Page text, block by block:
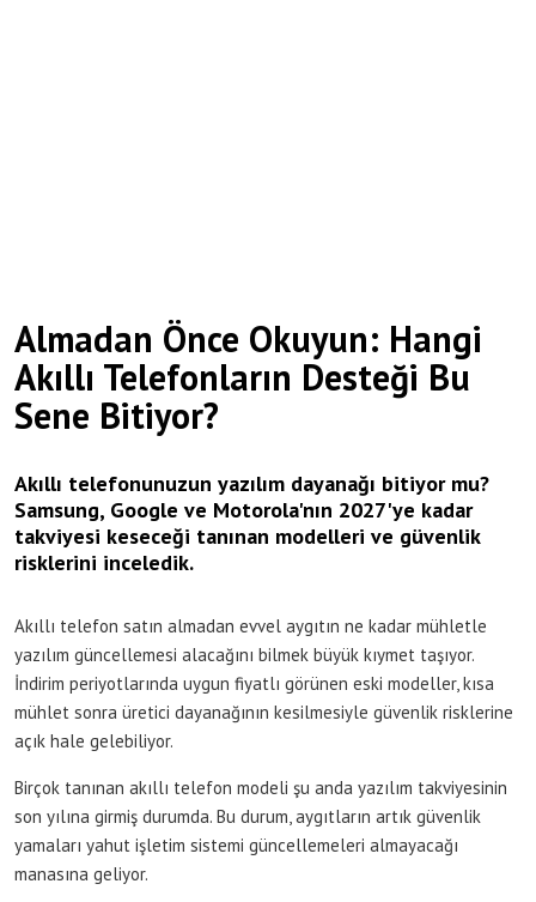
Almadan Önce Okuyun: Hangi
Akıllı Telefonların Desteği Bu
Sene Bitiyor?
Akıllı telefonunuzun yazılım dayanağı bitiyor mu?
Samsung, Google ve Motorola'nın 2027'ye kadar
takviyesi keseceği tanınan modelleri ve güvenlik
risklerini inceledik.
Akıllı telefon satın almadan evvel aygıtın ne kadar mühletle
yazılım güncellemesi alacağını bilmek büyük kıymet taşıyor.
İndirim periyotlarında uygun fiyatlı görünen eski modeller, kısa
mühlet sonra üretici dayanağının kesilmesiyle güvenlik risklerine
açık hale gelebiliyor.
Birçok tanınan akıllı telefon modeli şu anda yazılım takviyesinin
son yılına girmiş durumda. Bu durum, aygıtların artık güvenlik
yamaları yahut işletim sistemi güncellemeleri almayacağı
manasına geliyor.